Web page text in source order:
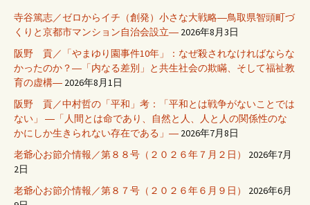
寺谷篤志／ゼロからイチ（創発）小さな大戦略―鳥取県智頭町づ
くりと京都市マンション自治会設立― 2026年8月3日
阪野 貢／「やまゆり園事件10年」：なぜ殺されなければならな
かったのか？―「内なる差別」と共生社会の欺瞞、そして福祉教
育の虚構― 2026年8月1日
阪野 貢／中村哲の「平和」考：「平和とは戦争がないことでは
ない」 ―「人間とは命であり、自然と人、人と人の関係性のな
かにしか生きられない存在である」― 2026年7月8日
老爺心お節介情報／第８８号（２０２６年７月２日）
2026年7月
2日
老爺心お節介情報／第８７号（２０２６年６月９日）
2026年6月